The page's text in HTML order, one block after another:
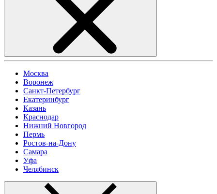
Москва
Воронеж
Санкт-Петербург
Екатеринбург
Казань
Краснодар
Нижний Новгород
Пермь
Ростов-на-Дону
Самара
Уфа
Челябинск